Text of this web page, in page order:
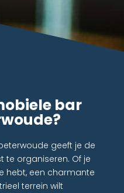
bar
geeft je de
te organiseren. Of je
hebt, een charmante
terrein wilt